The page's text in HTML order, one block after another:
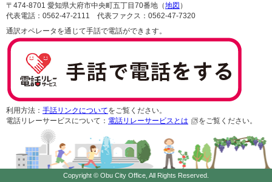
〒474-8701 愛知県大府市中央町五丁目70番地（地図 ）
代表電話：0562-47-2111 代表ファクス：0562-47-7320
通訳オペレータを通じて手話で電話ができます。
利用方法： 手話リンクについてをご覧ください。
電話リレーサービスについて： 電話リレーサービスとは をご覧ください。
Copyright © Obu City Office, All Rights Reserved.